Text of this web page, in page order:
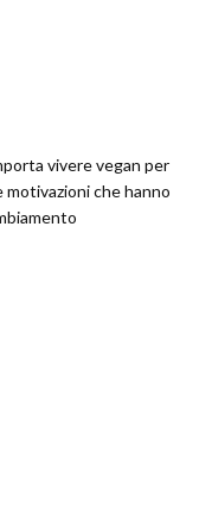
vivere vegan per
che hanno